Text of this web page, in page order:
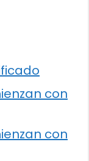
con
con